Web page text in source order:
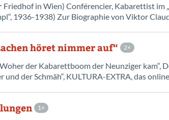
Friedhof in Wien) Conférencier, Kabarettist im
1936-1938) Zur Biographie von Viktor
höret nimmer auf“ 2
der Kabarettboom der Neunziger kam“,
und der Schmäh“, KULTURA-EXTRA, das
1